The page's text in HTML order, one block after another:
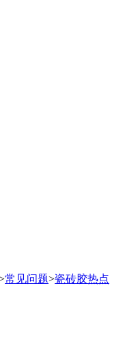
常见问题>瓷砖胶热点